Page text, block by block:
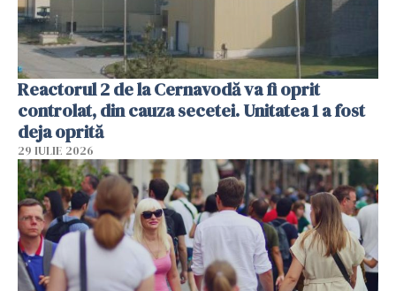
Reactorul 2 de la Cernavodă va fi oprit
controlat, din cauza secetei. Unitatea 1 a fost
deja oprită
29 IULIE 2026